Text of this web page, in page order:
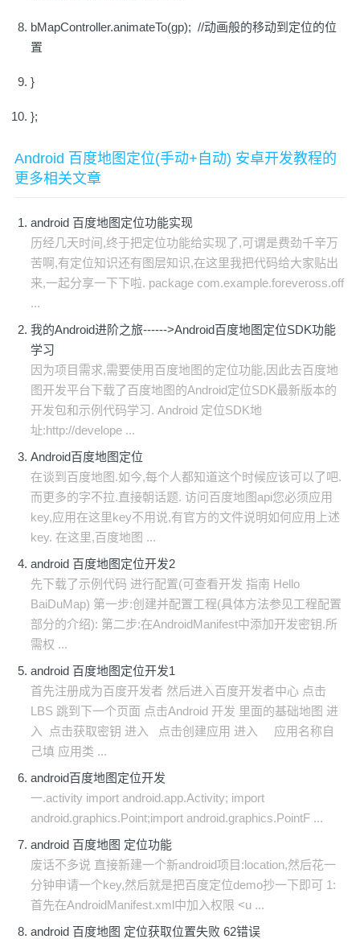
bMapController.animateTo(gp); //动画般的移动到定位的位
置
}
};
Android 百度地图定位(手动+自动) 安卓开发教程的
更多相关文章
android 百度地图定位功能实现
历经几天时间,终于把定位功能给实现了,可谓是费劲千辛万
苦啊,有定位知识还有图层知识,在这里我把代码给大家贴出
来,一起分享一下下啦. package com.example.foreveross.off
...
我的Android进阶之旅------>Android百度地图定位SDK功能
学习
因为项目需求,需要使用百度地图的定位功能,因此去百度地
图开发平台下载了百度地图的Android定位SDK最新版本的
开发包和示例代码学习. Android 定位SDK地
址:http://develope ...
Android百度地图定位
在谈到百度地图.如今,每个人都知道这个时候应该可以了吧.
而更多的字不拉.直接朝话题. 访问百度地图api您必须应用
key,应用在这里key不用说,有官方的文件说明如何应用上述
key. 在这里,百度地图 ...
android 百度地图定位开发2
先下载了示例代码 进行配置(可查看开发 指南 Hello
BaiDuMap) 第一步:创建并配置工程(具体方法参见工程配置
部分的介绍): 第二步:在AndroidManifest中添加开发密钥.所
需权 ...
android 百度地图定位开发1
首先注册成为百度开发者 然后进入百度开发者中心 点击
LBS 跳到下一个页面 点击Android 开发 里面的基础地图 进
入 点击获取密钥 进入 点击创建应用 进入 应用名称自
己填 应用类 ...
android百度地图定位开发
一.activity import android.app.Activity; import
android.graphics.Point;import android.graphics.PointF ...
android 百度地图 定位功能
废话不多说 直接新建一个新android项目:location,然后花一
分钟申请一个key,然后就是把百度定位demo抄一下即可 1:
首先在AndroidManifest.xml中加入权限 <u ...
android 百度地图 定位获取位置失败 62错误